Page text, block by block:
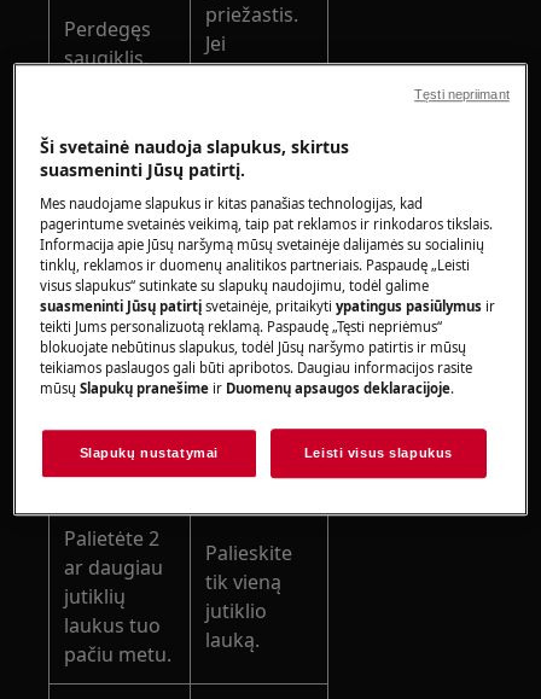
Perdegęs
saugiklis.
priežastis.
Jei
saugiklis
kreipkitės į
kvalifikuotą
elektriką.
Jūs
nenustatėte
šilumos
nustatymo
sekundžių.
Vėl įjunkite
kaitlentę ir
nustatykite
šilumos
nustatymas
nei 10
sekundžių.
Palietėte 2
ar daugiau
jutiklių
laukus tuo
pačiu metu.
Palieskite
tik vieną
jutiklio
lauką.
Ši svetainė naudoja slapukus, skirtus
suasmeninti Jūsų patirtį.
Mes naudojame slapukus ir kitas panašias technologijas, kad
pagerintume svetainės veikimą, taip pat reklamos ir rinkodaros tikslais.
Informacija apie Jūsų naršymą mūsų svetainėje dalijamės su socialinių
tinklų, reklamos ir duomenų analitikos partneriais. Paspaudę „Leisti
visus slapukus“ sutinkate su slapukų naudojimu, todėl galime
suasmeninti Jūsų patirtįsvetainėje, pritaikytiypatingus pasiūlymus ir
teikti Jums personalizuotą reklamą. Paspaudę „Tęsti nepriėmus“
blokuojate nebūtinus slapukus, todėl Jūsų naršymo patirtis ir mūsų
teikiamos paslaugos gali būti apribotos. Daugiau informacijos rasite
mūsųSlapukų pranešime ir Duomenų apsaugos deklaracijoje.
Slapukų nustatymai Leisti visus slapukus
Tęsti nepriimant